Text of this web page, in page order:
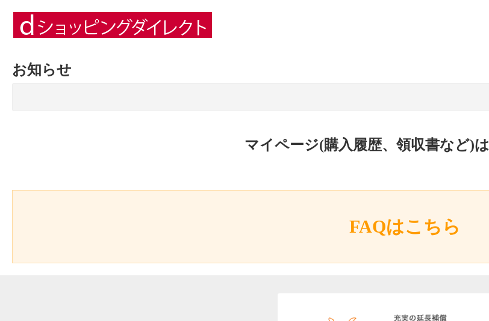
お知らせ
マイページ(購入履歴、領収書など)は
FAQはこちら